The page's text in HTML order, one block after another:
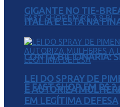
CONTA BILIONÁRIA:
E FAST SHOP EM R$
GIGANTE NO TIE-
ITÁLIA E ESTÁ NA
LEI DO SPRAY DE
E AUTORIZA
EM LEGÍTIMA DEFESA